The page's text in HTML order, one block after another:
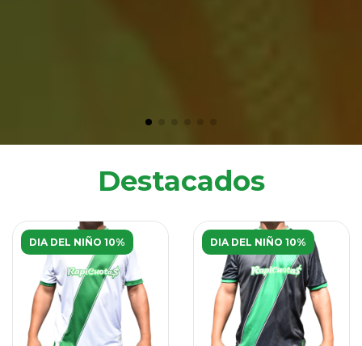
Destacados
DIA DEL NIÑO 10% DIA DEL NIÑO 10%